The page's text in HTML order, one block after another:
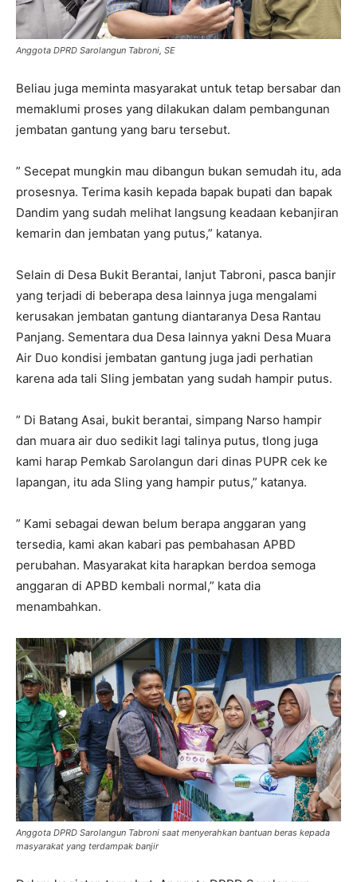
Anggota DPRD Sarolangun Tabroni, SE
Beliau juga meminta masyarakat untuk tetap bersabar dan
memaklumi proses yang dilakukan dalam pembangunan
jembatan gantung yang baru tersebut.
” Secepat mungkin mau dibangun bukan semudah itu, ada
prosesnya. Terima kasih kepada bapak bupati dan bapak
Dandim yang sudah melihat langsung keadaan kebanjiran
kemarin dan jembatan yang putus,” katanya.
Selain di Desa Bukit Berantai, lanjut Tabroni, pasca banjir
yang terjadi di beberapa desa lainnya juga mengalami
kerusakan jembatan gantung diantaranya Desa Rantau
Panjang. Sementara dua Desa lainnya yakni Desa Muara
Air Duo kondisi jembatan gantung juga jadi perhatian
karena ada tali Sling jembatan yang sudah hampir putus.
” Di Batang Asai, bukit berantai, simpang Narso hampir
dan muara air duo sedikit lagi talinya putus, tlong juga
kami harap Pemkab Sarolangun dari dinas PUPR cek ke
lapangan, itu ada Sling yang hampir putus,” katanya.
” Kami sebagai dewan belum berapa anggaran yang
tersedia, kami akan kabari pas pembahasan APBD
perubahan. Masyarakat kita harapkan berdoa semoga
anggaran di APBD kembali normal,” kata dia
menambahkan.
Anggota DPRD Sarolangun Tabroni saat menyerahkan bantuan beras kepada
masyarakat yang terdampak banjir